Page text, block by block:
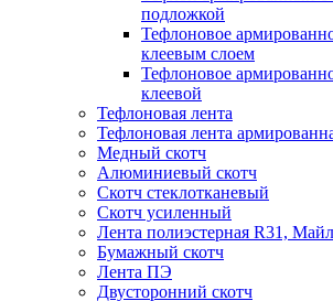
подложкой
Тефлоновое
клеевым слоем
Тефлоновое
клеевой
Тефлоновая лента
Тефлоновая лента
Медный скотч
Алюминиевый скотч
Скотч стеклотканевый
Скотч усиленный
Лента полиэстерная R31,
Бумажный скотч
Лента ПЭ
Двусторонний скотч